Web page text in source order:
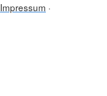
Impressum